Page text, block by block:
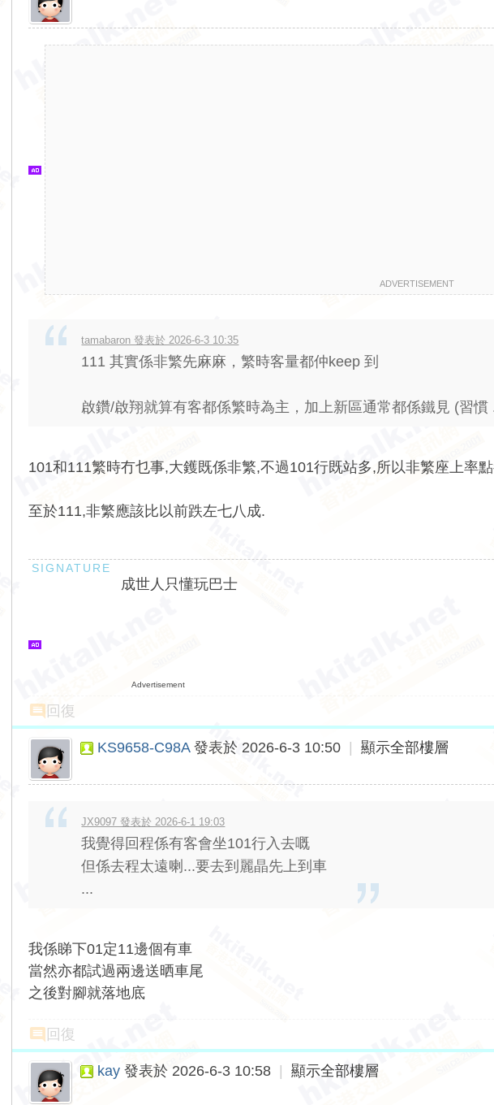
ADVERTISEMENT
tamabaron 發表於 2026-6-3 10:35
111 其實係非繁先麻麻，繁時客量都仲keep 到
啟鑽/啟翔就算有客都係繁時為主，加上新區通常都係鐵見 (習慣
101和111繁時冇乜事,大鑊既係非繁,不過101行既站多,所以非繁座上率
至於111,非繁應該比以前跌左七八成.
成世人只懂玩巴士
Advertisement
回復
KS9658-C98A 發表於 2026-6-3 10:50 顯示全部樓層
JX9097 發表於 2026-6-1 19:03
我覺得回程係有客會坐101行入去嘅
但係去程太遠喇...要去到麗晶先上到車
...
我係睇下01定11邊個有車
當然亦都試過兩邊送晒車尾
之後對腳就落地底
回復
kay 發表於 2026-6-3 10:58 顯示全部樓層